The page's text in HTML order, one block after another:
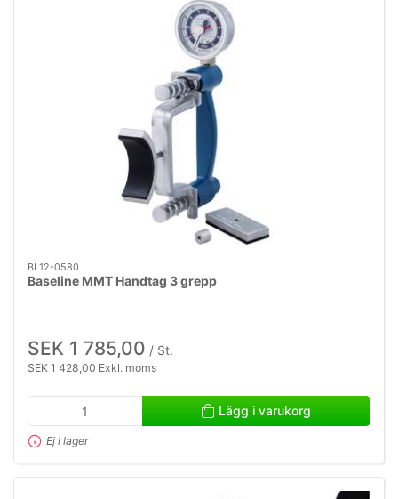
BL12-0580
Baseline MMT Handtag 3 grepp
SEK 1 785,00 / St.
SEK 1 428,00 Exkl. moms
Lägg i varukorg
Ej i lager